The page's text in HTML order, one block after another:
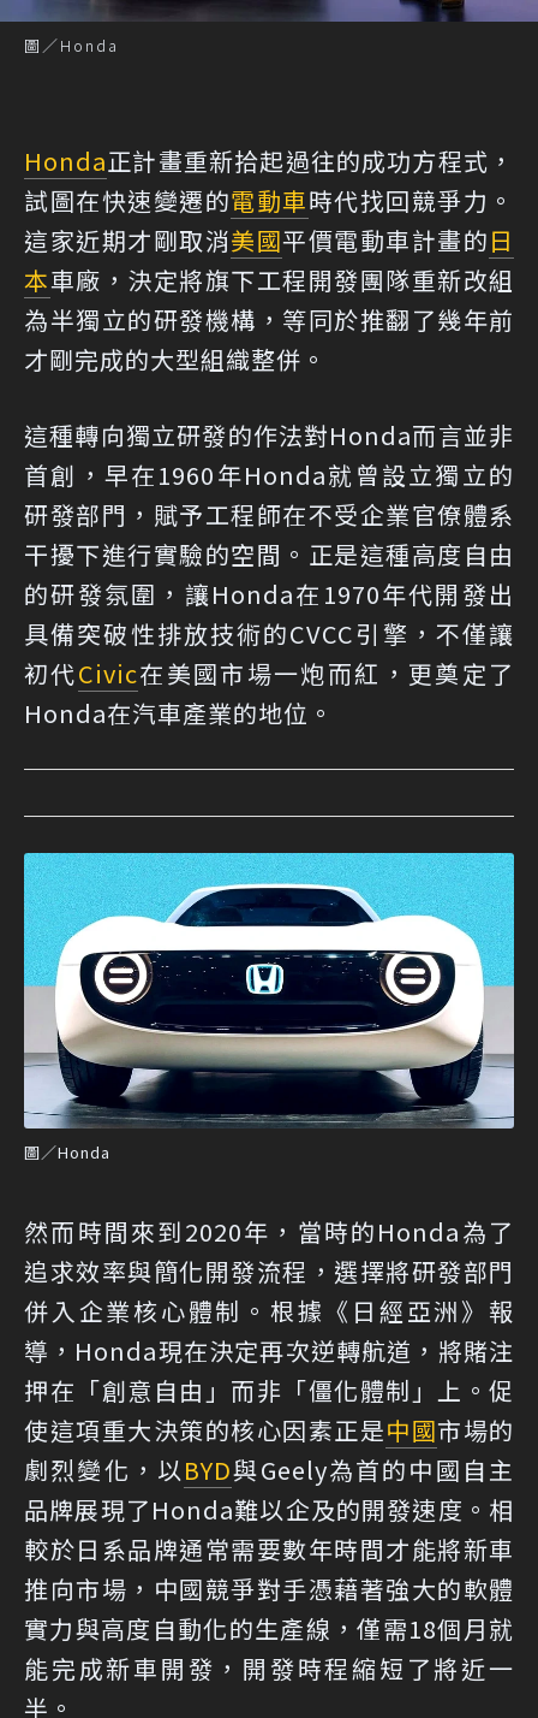
圖／Honda
Honda正計畫重新拾起過往的成功方程式，
試圖在快速變遷的電動車時代找回競爭力。
這家近期才剛取消美國平價電動車計畫的日
本車廠，決定將旗下工程開發團隊重新改組
為半獨立的研發機構，等同於推翻了幾年前
才剛完成的大型組織整併。
這種轉向獨立研發的作法對Honda而言並非
首創，早在1960年Honda就曾設立獨立的
研發部門，賦予工程師在不受企業官僚體系
干擾下進行實驗的空間。正是這種高度自由
的研發氛圍，讓Honda在1970年代開發出
具備突破性排放技術的CVCC引擎，不僅讓
初代Civic在美國市場一炮而紅，更奠定了
Honda在汽車產業的地位。
圖／Honda
然而時間來到2020年，當時的Honda為了
追求效率與簡化開發流程，選擇將研發部門
併入企業核心體制。根據《日經亞洲》報
導，Honda現在決定再次逆轉航道，將賭注
押在「創意自由」而非「僵化體制」上。促
使這項重大決策的核心因素正是中國市場的
劇烈變化，以BYD與Geely為首的中國自主
品牌展現了Honda難以企及的開發速度。相
較於日系品牌通常需要數年時間才能將新車
推向市場，中國競爭對手憑藉著強大的軟體
實力與高度自動化的生產線，僅需18個月就
能完成新車開發，開發時程縮短了將近一
半。